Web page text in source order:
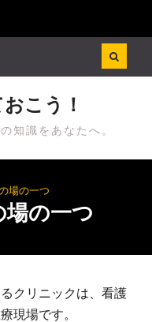
こう！
知識をあなたへ。
場の一つ
場の一つ
クリニックは、看護
現場です。